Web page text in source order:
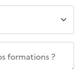
formations ?